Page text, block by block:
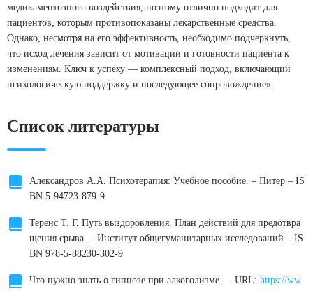
медикаментозного воздействия, поэтому отлично подходит для
пациентов, которым противопоказаны лекарственные средства.
Однако, несмотря на его эффективность, необходимо подчеркнуть,
что исход лечения зависит от мотивации и готовности пациента к
изменениям. Ключ к успеху — комплексный подход, включающий
психологическую поддержку и последующее сопровождение».
Список литературы
Александров А.А. Психотерапия: Учебное пособие. – Питер – IS
BN 5-94723-879-9
Теренс Т. Г. Путь выздоровления. План действий для предотвра
щения срыва. – Институт общегуманитарных исследований – IS
BN 978-5-88230-302-9
Что нужно знать о гипнозе при алкоголизме — URL: https://ww